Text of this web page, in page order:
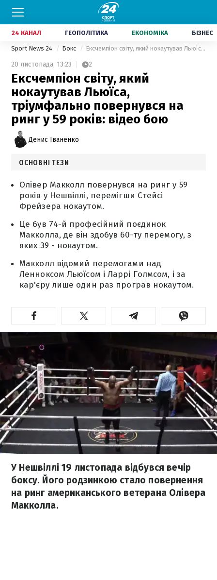
24 КАНАЛ ГЕОПОЛІТИКА ЕКОНОМІКА БІЗНЕС
Sport News 24 Бокс Ексчемпіон світу, який нокаутував Льюїса, тріумфально повернувся на ринг у 59 років: відео бою
20 листопада, 13:23 2
Ексчемпіон світу, який
нокаутував Льюїса,
тріумфально повернувся на
ринг у 59 років: відео бою
Денис Іваненко
ОСНОВНІ ТЕЗИ
Олівер Макколл повернувся на ринг у 59
років у Нешвіллі, перемігши Стейсі
Фрейзера нокаутом.
Це був 74-й професійний поєдинок
Макколла, де він здобув 60-ту перемогу, з
яких 39 - нокаутом.
Макколл відомий перемогами над
Ленноксом Льюїсом і Ларрі Голмсом, і за
кар'єру лише один раз програв нокаутом.
У Нешвіллі 19 листопада відбувся вечір
боксу. Його родзинкою стало повернення
на ринг американського ветерана Олівера
Макколла.